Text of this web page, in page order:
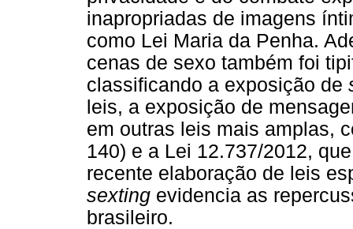
inapropriadas de imagens
como Lei Maria da Penha.
cenas de sexo também foi
classificando a exposição de
leis, a exposição de
em outras leis mais amplas,
140) e a Lei 12.737/2012,
recente elaboração de leis
sexting evidencia as
brasileiro.